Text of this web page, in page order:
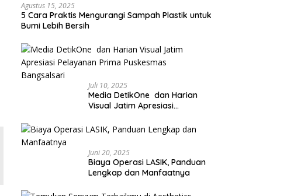
Agustus 15, 2025
5 Cara Praktis Mengurangi Sampah Plastik untuk
Bumi Lebih Bersih
Juli 10, 2025
Media DetikOne dan Harian
Visual Jatim Apresiasi
Bangsalsari
Juni 20, 2025
Biaya Operasi LASIK, Panduan
Lengkap dan Manfaatnya